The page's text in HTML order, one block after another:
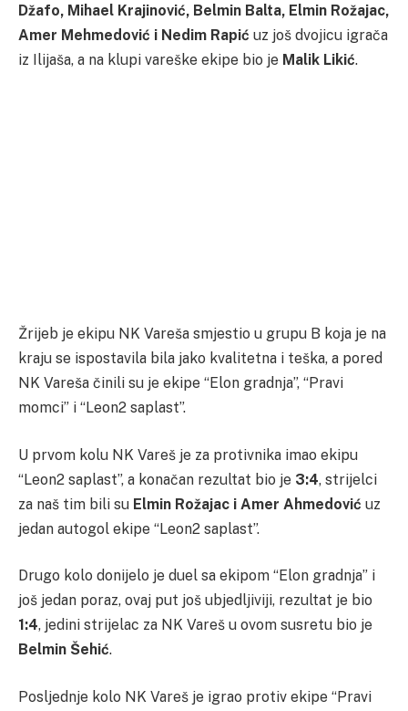
Džafo, Mihael Krajinović, Belmin Balta, Elmin Rožajac,
Amer Mehmedović i Nedim Rapić uz još dvojicu igrača
iz Ilijaša, a na klupi vareške ekipe bio je Malik Likić.
Žrijeb je ekipu NK Vareša smjestio u grupu B koja je na
kraju se ispostavila bila jako kvalitetna i teška, a pored
NK Vareša činili su je ekipe “Elon gradnja”, “Pravi
momci” i “Leon2 saplast”.
U prvom kolu NK Vareš je za protivnika imao ekipu
“Leon2 saplast”, a konačan rezultat bio je 3:4, strijelci
za naš tim bili su Elmin Rožajac i Amer Ahmedović uz
jedan autogol ekipe “Leon2 saplast”.
Drugo kolo donijelo je duel sa ekipom “Elon gradnja” i
još jedan poraz, ovaj put još ubjedljiviji, rezultat je bio
1:4, jedini strijelac za NK Vareš u ovom susretu bio je
Belmin Šehić.
Posljednje kolo NK Vareš je igrao protiv ekipe “Pravi